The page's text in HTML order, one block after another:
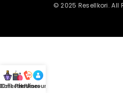
© 2025 Resellkori. All
mL Perfumes
Hotline
Account